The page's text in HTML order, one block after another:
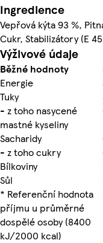
Ingredience
Vepřová kýta 93 %,
Cukr, Stabilizátory (E
Výživové údaje
Běžné hodnoty
Energie
Tuky
- z toho nasycené
mastné kyseliny
Sacharidy
- z toho cukry
Bílkoviny
Sůl
* Referenční hodnota
příjmu u průměrné
dospělé osoby (8400
kJ/2000 kcal)